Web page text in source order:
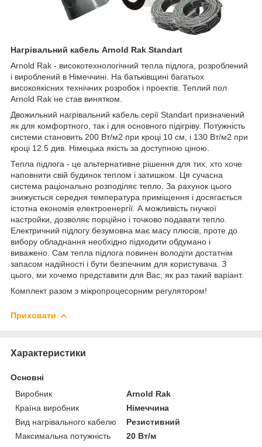
Нагрівальний кабель Arnold Rak Standart
Arnold Rak - високотехнологічний тепла підлога, розроблений
і вироблений в Німеччині. На батьківщині багатьох
високоякісних технічних розробок і проектів. Теплий пол
Arnold Rak не став винятком.
Двожильний нагрівальний кабель серії Standart призначений
як для комфортного, так і для основного підігріву. Потужність
системи становить 200 Вт/м2 при кроці 10 см, і 130 Вт/м2 при
кроці 12.5 див. Німецька якість за доступною ціною.
Тепла підлога - це альтернативне рішення для тих, хто хоче
наповнити свій будинок теплом і затишком. Ця сучасна
система раціонально розподіляє тепло. За рахунок цього
знижується середня температура приміщення і досягається
істотна економія електроенергії. А можливість гнучкої
настройки, дозволяє порційно і точково подавати тепло.
Електричний підлогу безумовна має масу плюсів, проте до
вибору обладнання необхідно підходити обдумано і
виважено. Сам тепла підлога повинен володіти достатнім
запасом надійності і бути безпечним для користувача. З
цього, ми хочемо представити для Вас, як раз такий варіант.
Комплект разом з мікропроцесорним регулятором!
Приховати
Характеристики
Основні
Виробник
Arnold Rak
Країна виробник
Німеччина
Вид нагрівального кабелю
Резистивний
Максимальна потужність
20 Вт/м